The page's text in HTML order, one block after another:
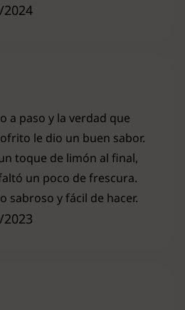
a paso y la verdad que
le dio un buen sabor.
toque de limón al final,
un poco de frescura.
sabroso y fácil de hacer.